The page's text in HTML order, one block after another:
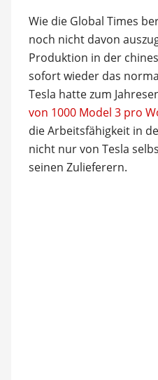
Wie die Global Times
noch nicht davon
Produktion in der
sofort wieder das
Tesla hatte zum
von 1000 Model 3 pro
die Arbeitsfähigkeit in
nicht nur von Tesla
seinen Zulieferern.